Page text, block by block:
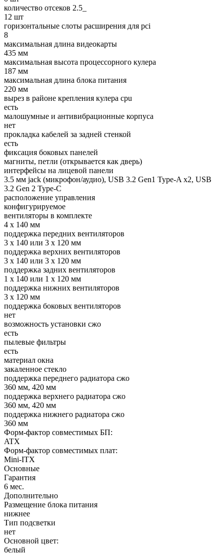
количество отсеков 2.5_
12 шт
горизонтальные слоты расширения для pci
8
максимальная длина видеокарты
435 мм
максимальная высота процессорного кулера
187 мм
максимальная длина блока питания
220 мм
вырез в районе крепления кулера cpu
есть
малошумные и антивибрационные корпуса
нет
прокладка кабелей за задней стенкой
есть
фиксация боковых панелей
магниты, петли (открывается как дверь)
интерфейсы на лицевой панели
3.5 мм jack (микрофон/аудио), USB 3.2 Gen1 Type-A x2, USB
3.2 Gen 2 Type-C
расположение управления
конфигурируемое
вентиляторы в комплекте
4 x 140 мм
поддержка передних вентиляторов
3 x 140 или 3 x 120 мм
поддержка верхних вентиляторов
3 x 140 или 3 x 120 мм
поддержка задних вентиляторов
1 x 140 или 1 x 120 мм
поддержка нижних вентиляторов
3 x 120 мм
поддержка боковых вентиляторов
нет
возможность установки сжо
есть
пылевые фильтры
есть
материал окна
закаленное стекло
поддержка переднего радиатора сжо
360 мм, 420 мм
поддержка верхнего радиатора сжо
360 мм, 420 мм
поддержка нижнего радиатора сжо
360 мм
Форм-фактор совместимых БП:
ATX
Форм-фактор совместимых плат:
Mini-ITX
Основные
Гарантия
6 мес.
Дополнительно
Размещение блока питания
нижнее
Тип подсветки
нет
Основной цвет:
белый